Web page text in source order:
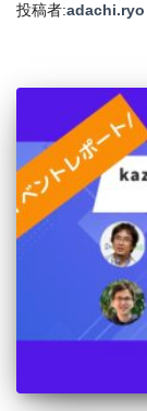
投稿者:adachi.ryo